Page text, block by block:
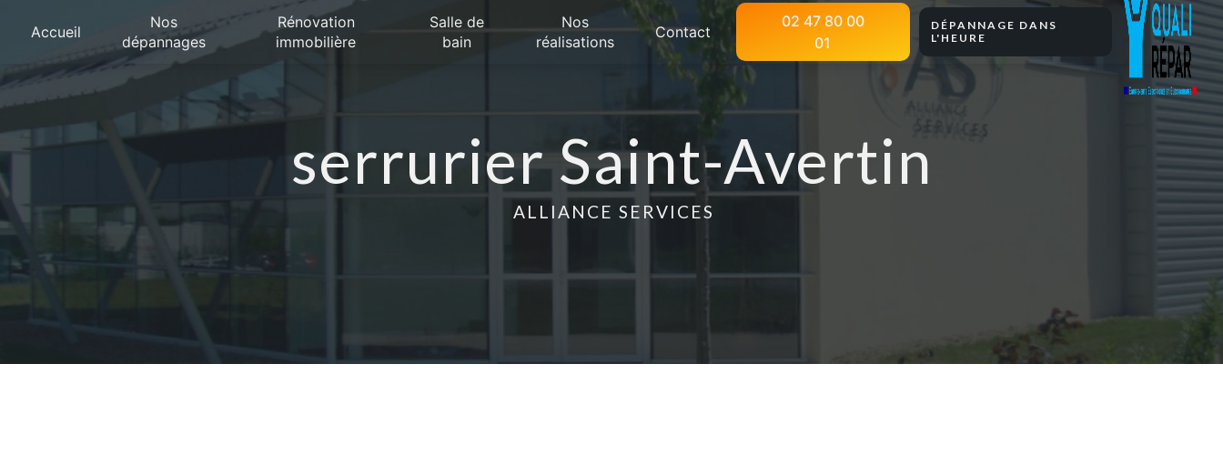
Accueil
Nos
dépannages
Rénovation
immobilière
Salle de
bain
Nos
réalisations
Contact
02 47 80 00
01
DÉPANNAGE DANS
L'HEURE
serrurier Saint-Avertin
ALLIANCE SERVICES